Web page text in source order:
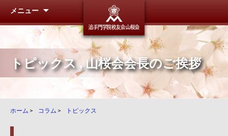
追手門学
メニュー
トピックス,山桜会会長のご挨拶
ホーム > コラム > トピックス